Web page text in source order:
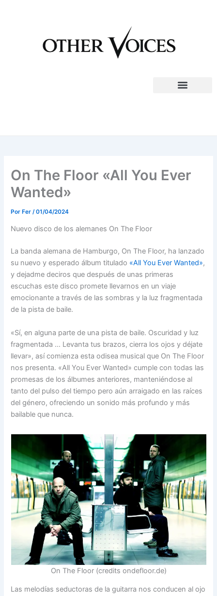
On The Floor «All You Ever
Wanted»
PorFer/01/04/2024
Nuevo disco de los alemanes On The Floor
La banda alemana de Hamburgo, On The Floor, ha lanzado
su nuevo y esperado álbum titulado «All You Ever Wanted»,
y dejadme deciros que después de unas primeras
escuchas este disco promete llevarnos en un viaje
emocionante a través de las sombras y la luz fragmentada
de la pista de baile.
«Sí, en alguna parte de una pista de baile. Oscuridad y luz
fragmentada … Levanta tus brazos, cierra los ojos y déjate
llevar», así comienza esta odisea musical que On The Floor
nos presenta. «All You Ever Wanted» cumple con todas las
promesas de los álbumes anteriores, manteniéndose al
tanto del pulso del tiempo pero aún arraigado en las raíces
del género, ofreciendo un sonido más profundo y más
bailable que nunca.
On The Floor (credits ondefloor.de)
Las melodías seductoras de la guitarra nos conducen al ojo